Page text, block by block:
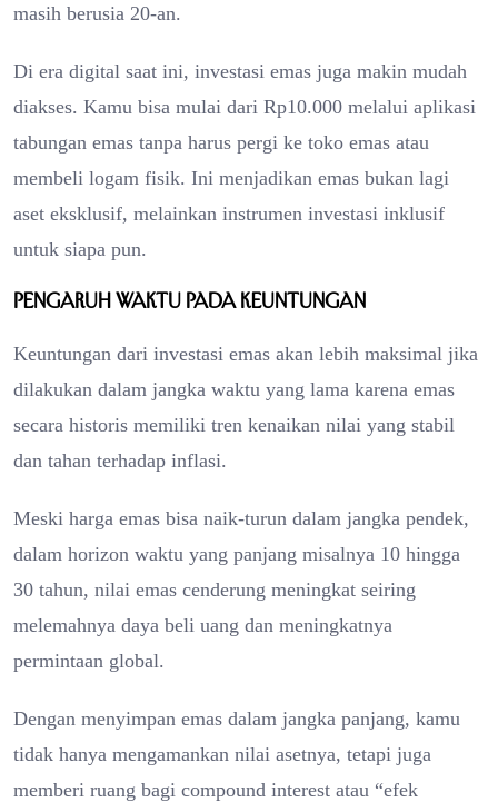
masih berusia 20-an.
Di era digital saat ini, investasi emas juga makin mudah
diakses. Kamu bisa mulai dari Rp10.000 melalui aplikasi
tabungan emas tanpa harus pergi ke toko emas atau
membeli logam fisik. Ini menjadikan emas bukan lagi
aset eksklusif, melainkan instrumen investasi inklusif
untuk siapa pun.
Pengaruh Waktu pada Keuntungan
Keuntungan dari investasi emas akan lebih maksimal jika
dilakukan dalam jangka waktu yang lama karena emas
secara historis memiliki tren kenaikan nilai yang stabil
dan tahan terhadap inflasi.
Meski harga emas bisa naik-turun dalam jangka pendek,
dalam horizon waktu yang panjang misalnya 10 hingga
30 tahun, nilai emas cenderung meningkat seiring
melemahnya daya beli uang dan meningkatnya
permintaan global.
Dengan menyimpan emas dalam jangka panjang, kamu
tidak hanya mengamankan nilai asetnya, tetapi juga
memberi ruang bagi compound interest atau “efek